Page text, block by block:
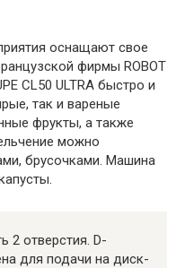
оснащают свое
фирмы ROBOT
CL50 ULTRA быстро и
так и вареные
фрукты, а также
можно
брусочками. Машина
2 отверстия. D-
для подачи на диск-